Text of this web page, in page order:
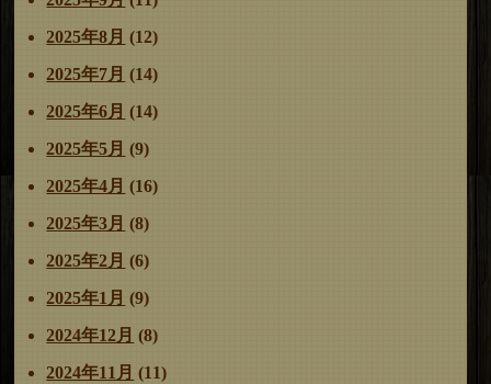
2025年8月 (12)
2025年7月 (14)
2025年6月 (14)
2025年5月 (9)
2025年4月 (16)
2025年3月 (8)
2025年2月 (6)
2025年1月 (9)
2024年12月 (8)
2024年11月 (11)